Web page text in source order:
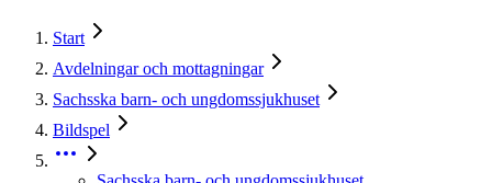
Start
Avdelningar och mottagningar
Sachsska barn- och ungdomssjukhuset
Bildspel